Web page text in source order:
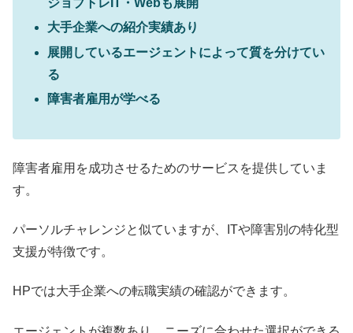
ジョブトレIT・Webも展開
大手企業への紹介実績あり
展開しているエージェントによって質を分けてい
る
障害者雇用が学べる
障害者雇用を成功させるためのサービスを提供していま
す。
パーソルチャレンジと似ていますが、ITや障害別の特化型
支援が特徴です。
HPでは大手企業への転職実績の確認ができます。